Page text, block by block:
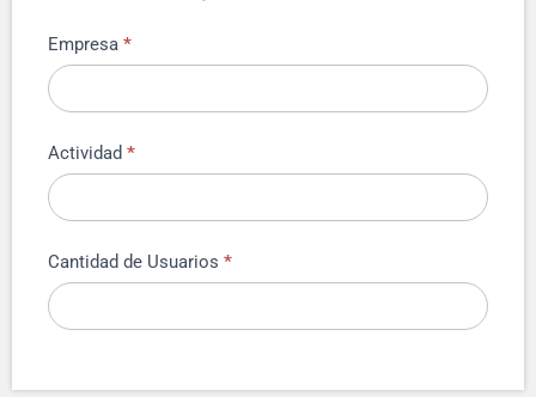
Empresa *
Actividad *
Cantidad de Usuarios *